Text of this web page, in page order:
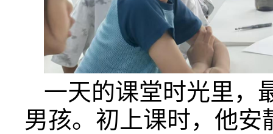
一天的课堂时光里，
男孩。初上课时，他